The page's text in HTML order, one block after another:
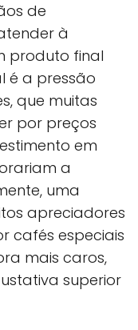
de
à
produto final
é a pressão
que muitas
por preços
em
a
uma
apreciadores
cafés especiais
mais caros,
superior